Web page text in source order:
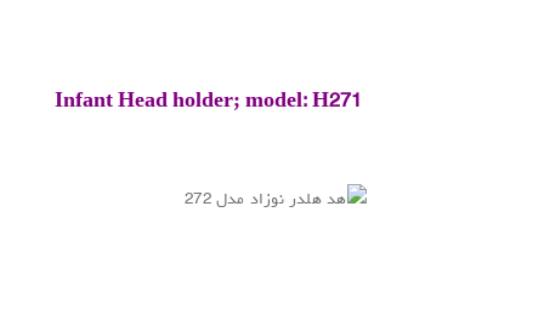
Infant Head holder; model: H271